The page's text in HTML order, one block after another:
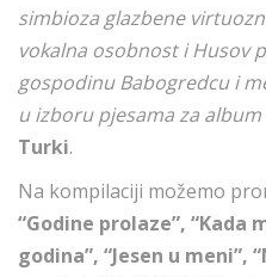
simbioza glazbene
vokalna osobnost i Husov
gospodinu Babogredcu i
u izboru pjesama za album
Turki.
Na kompilaciji možemo
“Godine prolaze”, “Kada
godina”, “Jesen u meni”,